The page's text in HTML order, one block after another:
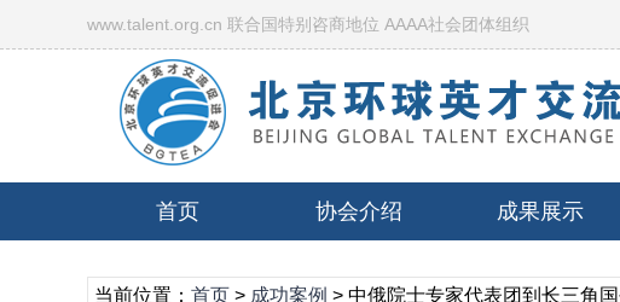
www.talent.org.cn 联合国特别咨商地位 AAAA社会团体组织
首页 协会介绍 成果展示
当前位置： 首页 > 成功案例 > 中俄院士专家代表团到长三角